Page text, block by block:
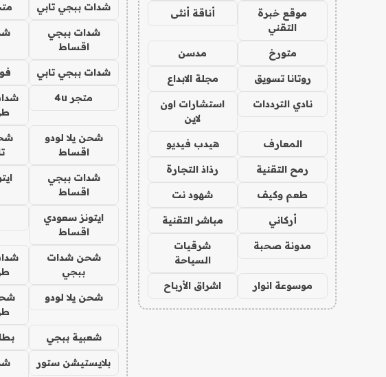
موقع خبرة
التقني
أناقة أنثى
متورخ مدسن
روتانا تسويق مجلة الابداع
نادي الترددات
استشارات اون
لاين
المعارف هيدب فيديو
رمح التقنية رذاذ التجارة
طعم وكيف شهود نت
أركاني مباشر التقنية
مدونة صحبة
شرقيات
السياحة
موسوعة انوار اشراق الأرباح
شدات ببجي تابي
شدات ببجي
اقساط
شدات ببجي تابي
متجر 4u
شحن يلا لودو
اقساط
شدات ببجي
اقساط
ايتونز سعودي
اقساط
شحن شدات
ببجي
شحن يلا لودو
شعبية ببجي
بلايستيشن ستور